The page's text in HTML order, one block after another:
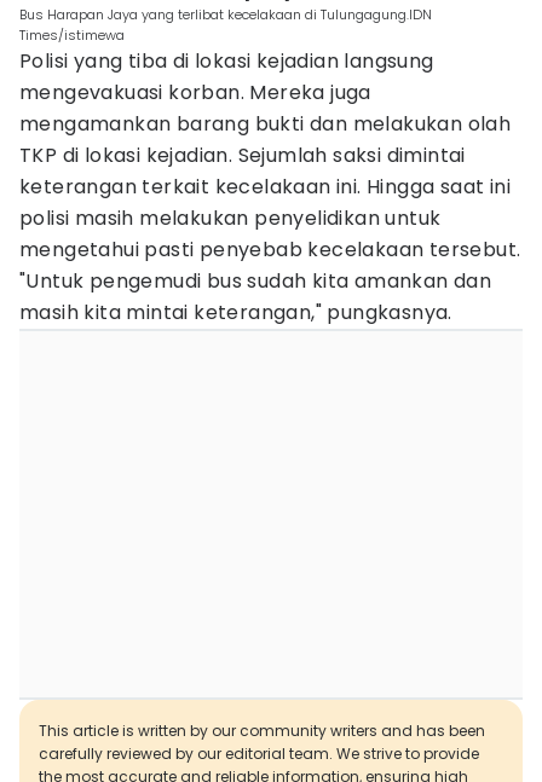
Bus Harapan Jaya yang terlibat kecelakaan di Tulungagung.IDN
Times/istimewa
Polisi yang tiba di lokasi kejadian langsung
mengevakuasi korban. Mereka juga
mengamankan barang bukti dan melakukan olah
TKP di lokasi kejadian. Sejumlah saksi dimintai
keterangan terkait kecelakaan ini. Hingga saat ini
polisi masih melakukan penyelidikan untuk
mengetahui pasti penyebab kecelakaan tersebut.
"Untuk pengemudi bus sudah kita amankan dan
masih kita mintai keterangan," pungkasnya.
This article is written by our community writers and has been
carefully reviewed by our editorial team. We strive to provide
the most accurate and reliable information, ensuring high